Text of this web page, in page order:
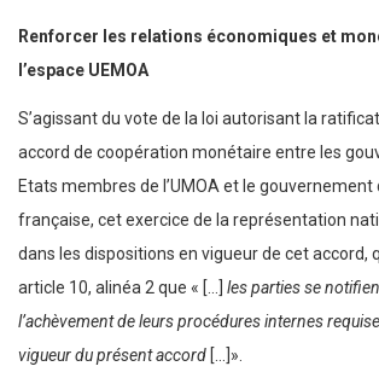
Renforcer les relations économiques et
l’espace UEMOA
S’agissant du vote de la loi autorisant la
accord de coopération monétaire entre les
Etats membres de l’UMOA et le gouvernement
française, cet exercice de la représentation
dans les dispositions en vigueur de cet accord,
article 10, alinéa 2 que « […] les parties se
l’achèvement de leurs procédures internes
vigueur du présent accord […]».